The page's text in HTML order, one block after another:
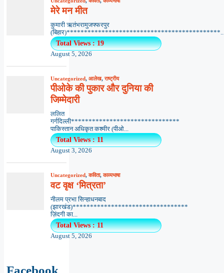
मेरे मन मीत
कुमारी ऋतंभरामुजफ्फरपुर
Total Views : 19
August 5, 2026
Uncategorized, आलेख,राष्ट्रीय
पीओके की पुकार और दुनिया की
जिम्मेदारी
ललित
गर्गदिल्ली*******************************
पाकिस्तान अधिकृत कश्मीर (पीओ...
Total Views : 11
August 3, 2026
Uncategorized,कविता,काव्यभाषा
वट वृक्ष ‘मित्रता’
नीलम प्रभा सिन्हाधनबाद
(झारखंड)*********************************
ज़िंदगी का...
Total Views : 11
August 5, 2026